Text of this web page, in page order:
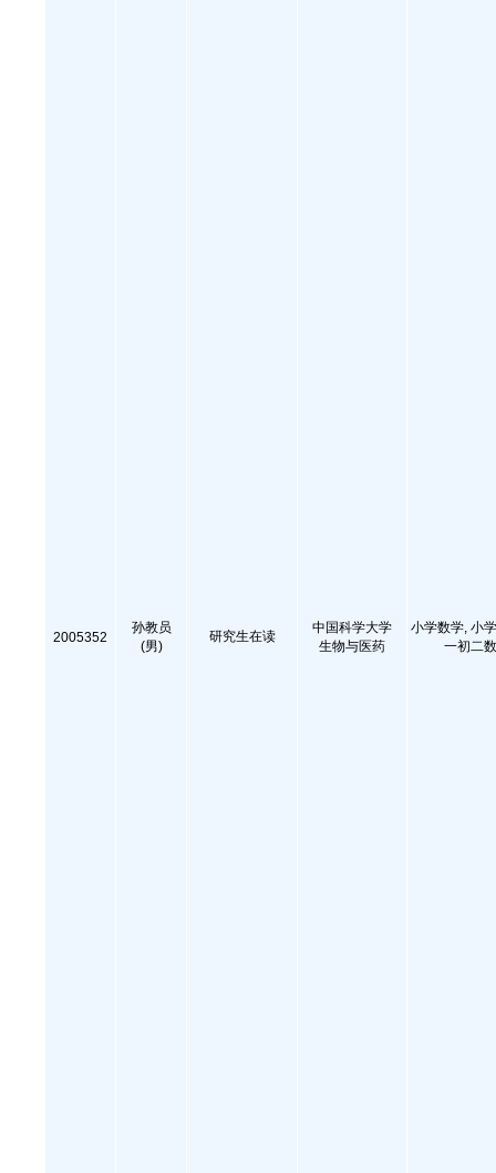
2005352
孙教员
(男)
研究生在读
中国科学大学
生物与医药
小学数学, 小
一初二